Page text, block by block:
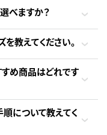
べますか？
教えてください。
め商品はどれです
について教えてく